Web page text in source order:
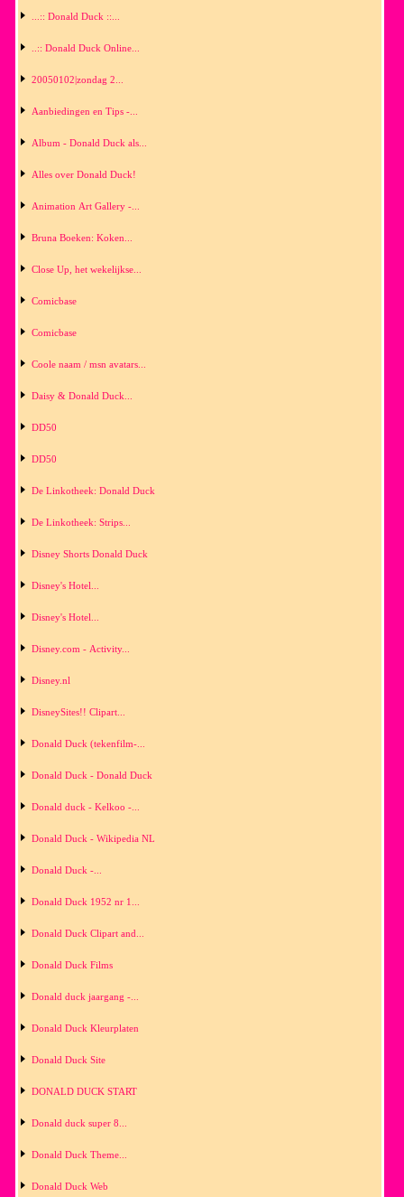
...:: Donald Duck ::...
..:: Donald Duck Online...
20050102|zondag 2...
Aanbiedingen en Tips -...
Album - Donald Duck als...
Alles over Donald Duck!
Animation Art Gallery -...
Bruna Boeken: Koken...
Close Up, het wekelijkse...
Comicbase
Comicbase
Coole naam / msn avatars...
Daisy & Donald Duck...
DD50
DD50
De Linkotheek: Donald Duck
De Linkotheek: Strips...
Disney Shorts Donald Duck
Disney's Hotel...
Disney's Hotel...
Disney.com - Activity...
Disney.nl
DisneySites!! Clipart...
Donald Duck (tekenfilm-...
Donald Duck - Donald Duck
Donald duck - Kelkoo -...
Donald Duck - Wikipedia NL
Donald Duck -...
Donald Duck 1952 nr 1...
Donald Duck Clipart and...
Donald Duck Films
Donald duck jaargang -...
Donald Duck Kleurplaten
Donald Duck Site
DONALD DUCK START
Donald duck super 8...
Donald Duck Theme...
Donald Duck Web